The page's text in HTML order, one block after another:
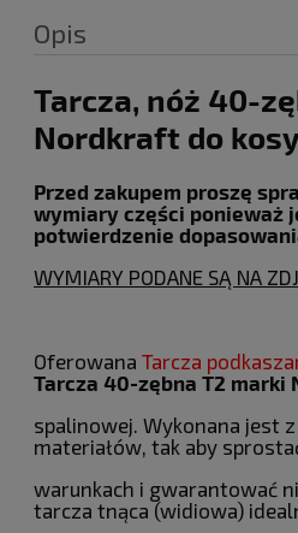
Opis
Tarcza, nóż 40-
Nordkraft do
Przed zakupem proszę
wymiary części ponieważ
potwierdzenie
WYMIARY PODANE SĄ NA
Oferowana Tarcza
Tarcza 40-zębna T2 marki
spalinowej. Wykonana jest
materiałów, tak aby
warunkach i gwarantować
tarcza tnąca (widiowa)